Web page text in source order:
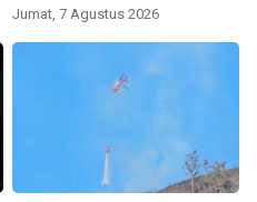
Jumat, 7 Agustus 2026